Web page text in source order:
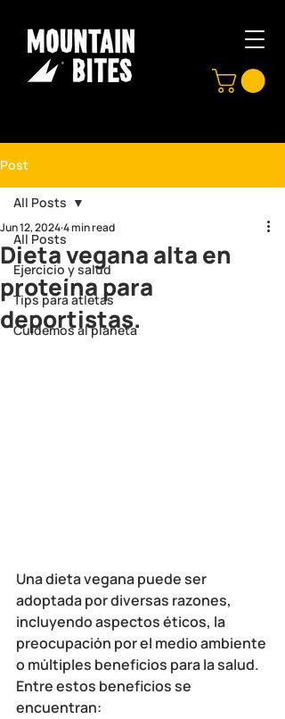
Post
All Posts
Ejercicio y salud
Tips para atletas
Cuidemos al planeta
All Posts
Dieta vegana alta en
proteína para
deportistas.
Jun 12, 20244 min read
Una dieta vegana puede ser
adoptada por diversas razones,
incluyendo aspectos éticos, la
preocupación por el medio ambiente
o múltiples beneficios para la salud.
Entre estos beneficios se
encuentran: